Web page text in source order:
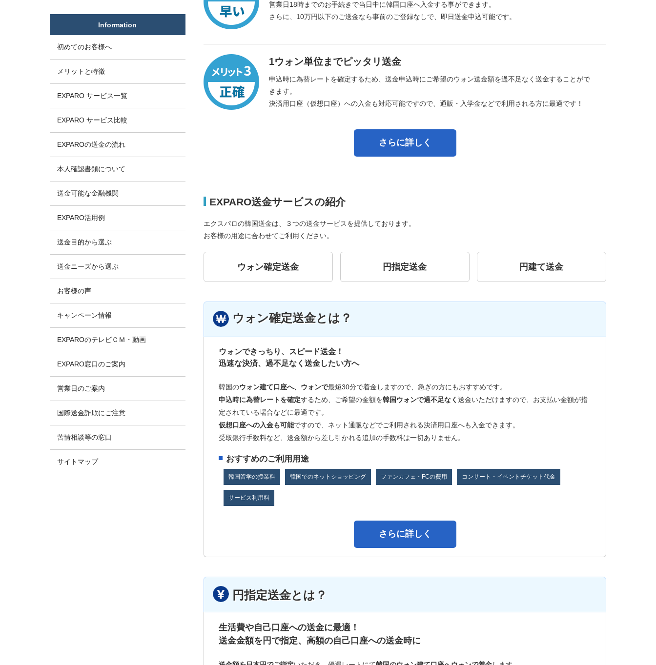
営業日18時までのお手続きで当日中に韓国口座へ入金する事ができます。
さらに、10万円以下のご送金なら事前のご登録なしで、即日送金申込可能です。
1ウォン単位までピッタリ送金
申込時に為替レートを確定するため、送金申込時にご希望のウォン送金額を過不足なく送金することがで
きます。
決済用口座（仮想口座）への入金も対応可能ですので、通販・入学金などで利用される方に最適です！
さらに詳しく
EXPARO送金サービスの紹介
エクスパロの韓国送金は、３つの送金サービスを提供しております。
お客様の用途に合わせてご利用ください。
ウォン確定送金 円指定送金 円建て送金
ウォン確定送金とは？
ウォンできっちり、スピード送金！
迅速な決済、過不足なく送金したい方へ
韓国のウォン建て口座へ、ウォンで最短30分で着金しますので、急ぎの方にもおすすめです。
申込時に為替レートを確定するため、ご希望の金額を韓国ウォンで過不足なく 送金いただけますので、お支払い金額が指
定されている場合などに最適です。
仮想口座への入金も可能ですので、ネット通販などでご利用される決済用口座へも入金できます。
受取銀行手数料など、送金額から差し引かれる追加の手数料は一切ありません。
おすすめのご利用用途
韓国留学の授業料 韓国でのネットショッピング ファンカフェ・FCの費用 コンサート・イベントチケット代金
サービス利用料
さらに詳しく
円指定送金とは？
生活費や自己口座への送金に最適！
送金金額を円で指定、高額の自己口座への送金時に
Information
初めてのお客様へ
メリットと特徴
EXPARO サービス一覧
EXPARO サービス比較
EXPAROの送金の流れ
本人確認書類について
送金可能な金融機関
EXPARO活用例
送金目的から選ぶ
送金ニーズから選ぶ
お客様の声
キャンペーン情報
EXPAROのテレビＣＭ・動画
EXPARO窓口のご案内
営業日のご案内
国際送金詐欺にご注意
苦情相談等の窓口
サイトマップ